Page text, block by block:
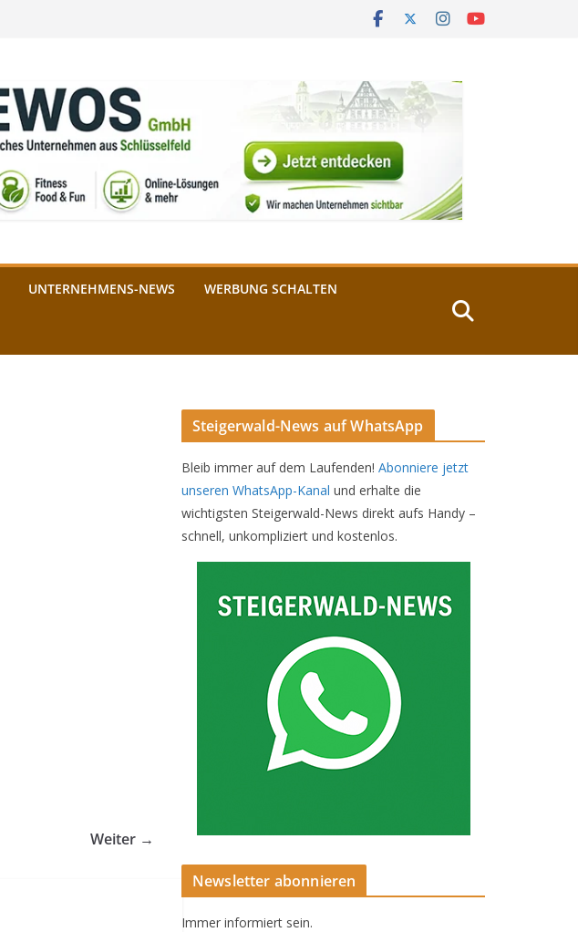
UNTERNEHMENS-NEWS WERBUNG SCHALTEN
Weiter →
Steigerwald-News auf WhatsApp
Bleib immer auf dem Laufenden! Abonniere jetzt
unseren WhatsApp-Kanal und erhalte die
wichtigsten Steigerwald-News direkt aufs Handy –
schnell, unkompliziert und kostenlos.
Newsletter abonnieren
Immer informiert sein.